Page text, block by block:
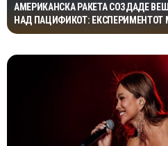
АМЕРИКАНСКА РАКЕТА СОЗДАДЕ
НАД ПАЦИФИКОТ:
ЗАШТИТАТА НА САТЕЛИТИТЕ